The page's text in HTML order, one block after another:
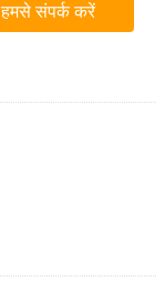
हमसे संपर्क करें